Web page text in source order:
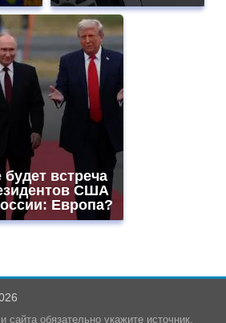
будет встреча
США
Европа?
сайта обязательно укажите источник.